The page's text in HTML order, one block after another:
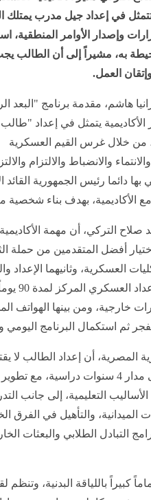
تتمثل في إعداد جيل مدرب يمتلك
وإصدار الأوامر المنطقية،
به، مشيراً إلى أن الطالب
العمل.
هاشم، مقدمة برنامج "البعد
يتمثل في إعداد "طالب
من خلال غرس القيم العسكرية
والانضباط والالتزام
دائما رئيس الجمهورية القائد
الأكاديمية، بهدف بناء شخصية
التركي، أن مهمة
لاختيار أفضل المتقدمين من حملة
العسكرية، وثانيهما الإعداد
خارجية، ومن بينها الهواتف
ثم استكمال البرنامج
المصرية، أن إعداد الطالب
يشمل أيضاً التأهيل العلمي على مدار 4
التعليمية، إلى جانب
الميدانية، والتأهيل في
التبادل الطلابي والبعثات
كبيراً باللياقة البدنية،